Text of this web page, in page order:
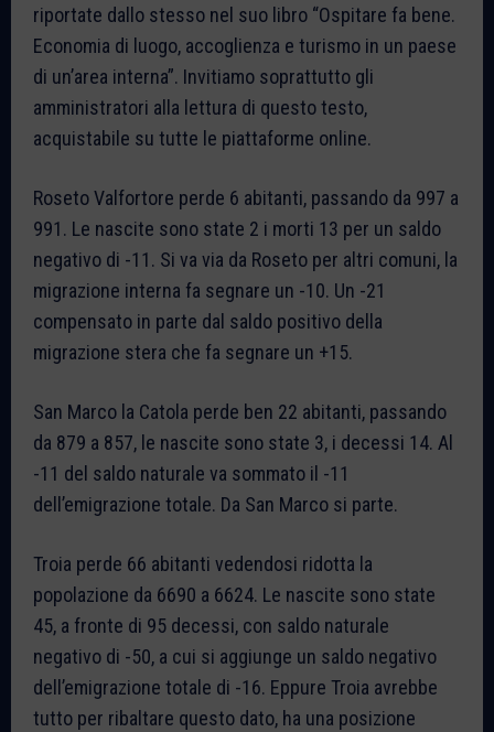
riportate dallo stesso nel suo libro “Ospitare fa bene.
Economia di luogo, accoglienza e turismo in un paese
di un’area interna”. Invitiamo soprattutto gli
amministratori alla lettura di questo testo,
acquistabile su tutte le piattaforme online.
Roseto Valfortore perde 6 abitanti, passando da 997 a
991. Le nascite sono state 2 i morti 13 per un saldo
negativo di -11. Si va via da Roseto per altri comuni, la
migrazione interna fa segnare un -10. Un -21
compensato in parte dal saldo positivo della
migrazione stera che fa segnare un +15.
San Marco la Catola perde ben 22 abitanti, passando
da 879 a 857, le nascite sono state 3, i decessi 14. Al
-11 del saldo naturale va sommato il -11
dell’emigrazione totale. Da San Marco si parte.
Troia perde 66 abitanti vedendosi ridotta la
popolazione da 6690 a 6624. Le nascite sono state
45, a fronte di 95 decessi, con saldo naturale
negativo di -50, a cui si aggiunge un saldo negativo
dell’emigrazione totale di -16. Eppure Troia avrebbe
tutto per ribaltare questo dato, ha una posizione